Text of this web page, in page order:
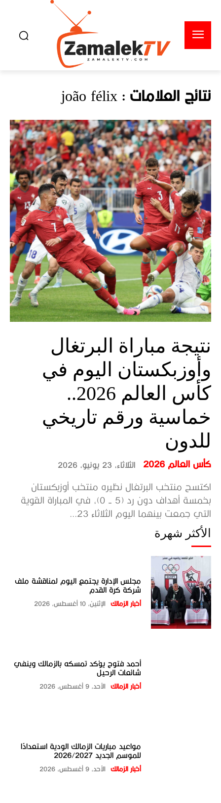
نتائج العلامات : joão félix
نتيجة مباراة البرتغال
وأوزبكستان اليوم في
كأس العالم 2026..
خماسية ورقم تاريخي
للدون
كأس العالم 2026 الثلاثاء، 23 يونيو، 2026
اكتسح منتخب البرتغال نظيره منتخب أوزبكستان
بخمسة أهداف دون رد (5 - 0)، في المباراة القوية
التي جمعت بينهما اليوم الثلاثاء 23...
الأكثر شهرة
مجلس الإدارة يجتمع اليوم لمناقشة ملف
شركة كرة القدم
أخبار الزمالك الإثنين، 10 أغسطس، 2026
أحمد فتوح يؤكد تمسكه بالزمالك وينفي
شائعات الرحيل
أخبار الزمالك الأحد، 9 أغسطس، 2026
مواعيد مباريات الزمالك الودية استعدادًا
للموسم الجديد 2026/2027
أخبار الزمالك الأحد، 9 أغسطس، 2026